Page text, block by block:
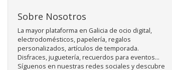
Sobre Nosotros
La mayor plataforma en Galicia de ocio digital,
electrodomésticos, papelería, regalos
personalizados, artículos de temporada.
Disfraces, juguetería, recuerdos para eventos...
Síguenos en nuestras redes sociales y descubre